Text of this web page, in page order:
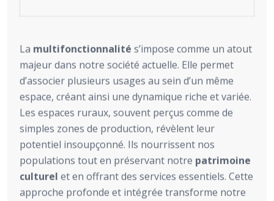
La multifonctionnalité s’impose comme un atout
majeur dans notre société actuelle. Elle permet
d’associer plusieurs usages au sein d’un même
espace, créant ainsi une dynamique riche et variée.
Les espaces ruraux, souvent perçus comme de
simples zones de production, révèlent leur
potentiel insoupçonné. Ils nourrissent nos
populations tout en préservant notre patrimoine
culturel et en offrant des services essentiels. Cette
approche profonde et intégrée transforme notre